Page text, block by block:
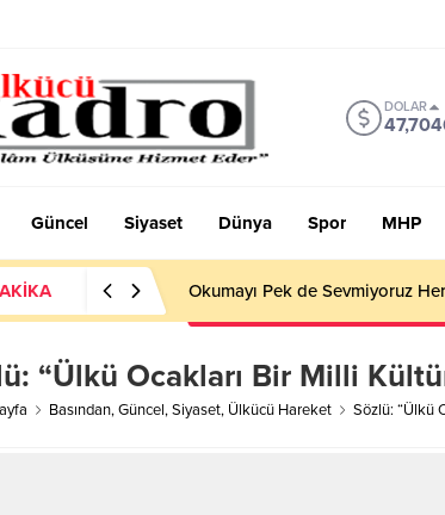
DOLAR
Güncel Siyaset Dünya Spor MHP
Okumayı Pek de Sevmiyoruz
“Ülkü Ocakları Bir Milli
Basından,Güncel,Siyaset, Ülkücü Hareket Sözlü: “Ülkü